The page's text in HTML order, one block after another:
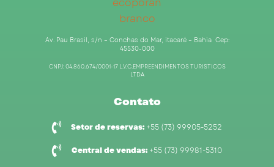
Av. Pau Brasil, s/n – Conchas do Mar, itacaré – Bahia Cep:
45530-000
CNPJ: 04.860.674/0001-17 L.V.C.EMPREENDIMENTOS TURISTICOS
LTDA
Contato
Setor de reservas: +55 (73) 99905-5252
Central de vendas:+55 (73) 99981-5310